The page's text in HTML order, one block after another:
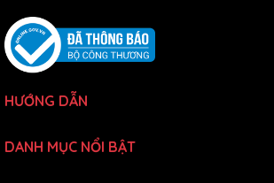
HƯỚNG DẪN
DANH MỤC NỔI BẬT